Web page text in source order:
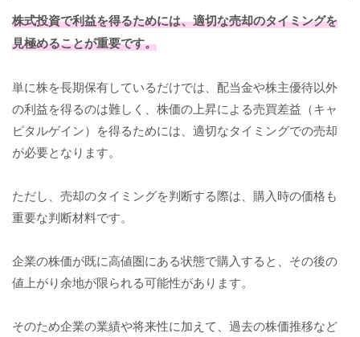
株式投資で利益を得るためには、適切な売却のタイミングを
見極めることが重要です。
単に株を長期保有しているだけでは、配当金や株主優待以外
の利益を得るのは難しく、株価の上昇による売買差益（キャ
ピタルゲイン）を得るためには、適切なタイミングでの売却
が必要となります。
ただし、売却のタイミングを判断する際は、購入時の価格も
重要な判断材料です。
企業の株価が既に高値圏にある状態で購入すると、その後の
値上がり余地が限られる可能性があります。
そのため企業の業績や将来性に加えて、過去の株価推移など